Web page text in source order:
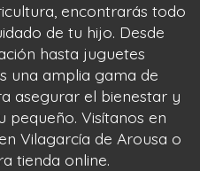
encontrarás todo
de tu hijo. Desde
hasta juguetes
una amplia gama de
asegurar el bienestar y
Visítanos en
Vilagarcía de Arousa o
tienda online.